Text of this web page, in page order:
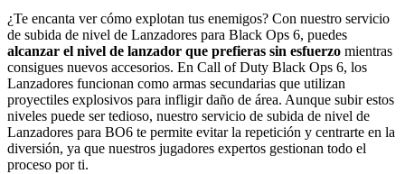
¿Te encanta ver cómo explotan tus enemigos? Con nuestro servicio
de subida de nivel de Lanzadores para Black Ops 6, puedes
alcanzar el nivel de lanzador que prefieras sin esfuerzo mientras
consigues nuevos accesorios. En Call of Duty Black Ops 6, los
Lanzadores funcionan como armas secundarias que utilizan
proyectiles explosivos para infligir daño de área. Aunque subir estos
niveles puede ser tedioso, nuestro servicio de subida de nivel de
Lanzadores para BO6 te permite evitar la repetición y centrarte en la
diversión, ya que nuestros jugadores expertos gestionan todo el
proceso por ti.